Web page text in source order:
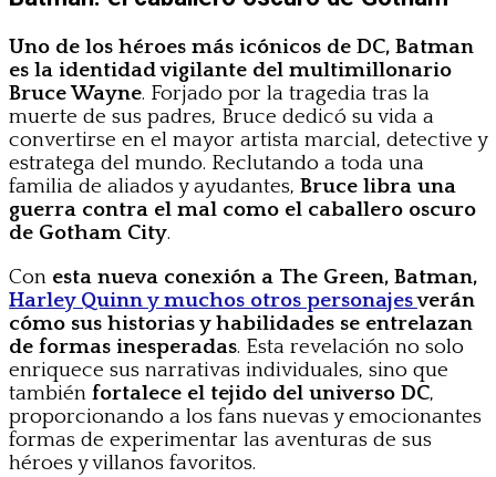
Uno de los héroes más icónicos de DC, Batman
es la identidad vigilante del multimillonario
Bruce Wayne. Forjado por la tragedia tras la
muerte de sus padres, Bruce dedicó su vida a
convertirse en el mayor artista marcial, detective y
estratega del mundo. Reclutando a toda una
familia de aliados y ayudantes, Bruce libra una
guerra contra el mal como el caballero oscuro
de Gotham City.
Con esta nueva conexión a The Green, Batman,
Harley Quinn y muchos otros personajesverán
cómo sus historias y habilidades se entrelazan
de formas inesperadas. Esta revelación no solo
enriquece sus narrativas individuales, sino que
también fortalece el tejido del universo DC,
proporcionando a los fans nuevas y emocionantes
formas de experimentar las aventuras de sus
héroes y villanos favoritos.